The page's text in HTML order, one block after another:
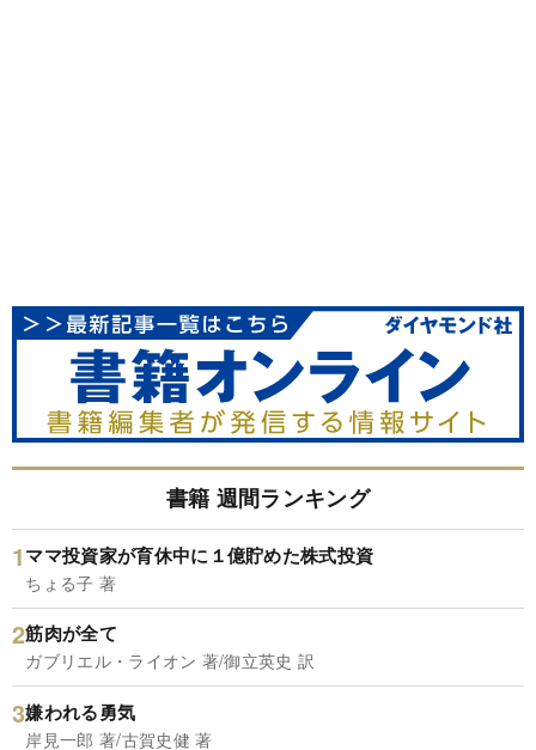
書籍 週間ランキング
ママ投資家が育休中に１億貯めた株式投資
ちょる子 著
筋肉が全て
ガブリエル・ライオン 著/御立英史 訳
嫌われる勇気
岸見一郎 著/古賀史健 著